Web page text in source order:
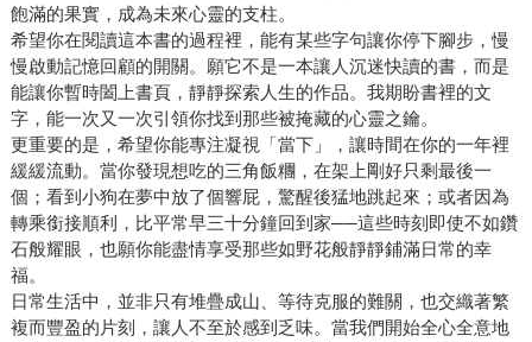
飽滿的果實，成為未來心靈的支柱。
希望你在閱讀這本書的過程裡，能有某些字句讓你停下腳步，慢
慢啟動記憶回顧的開關。願它不是一本讓人沉迷快讀的書，而是
能讓你暫時闔上書頁，靜靜探索人生的作品。我期盼書裡的文
字，能一次又一次引領你找到那些被掩藏的心靈之鑰。
更重要的是，希望你能專注凝視「當下」，讓時間在你的一年裡
緩緩流動。當你發現想吃的三角飯糰，在架上剛好只剩最後一
個；看到小狗在夢中放了個響屁，驚醒後猛地跳起來；或者因為
轉乘銜接順利，比平常早三十分鐘回到家──這些時刻即使不如鑽
石般耀眼，也願你能盡情享受那些如野花般靜靜鋪滿日常的幸
福。
日常生活中，並非只有堆疊成山、等待克服的難關，也交織著繁
複而豐盈的片刻，讓人不至於感到乏味。當我們開始全心全意地